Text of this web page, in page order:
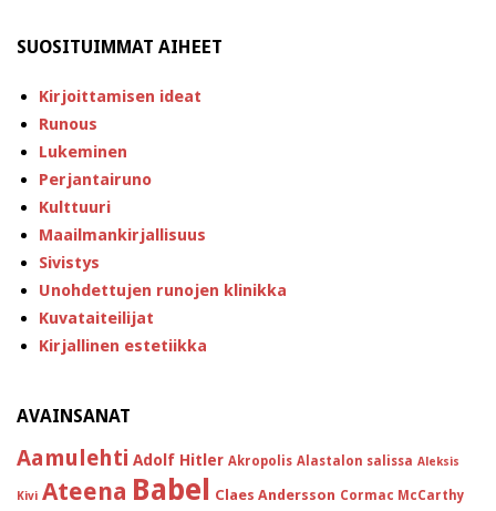
SUOSITUIMMAT AIHEET
Kirjoittamisen ideat
Runous
Lukeminen
Perjantairuno
Kulttuuri
Maailmankirjallisuus
Sivistys
Unohdettujen runojen klinikka
Kuvataiteilijat
Kirjallinen estetiikka
AVAINSANAT
Aamulehti Adolf Hitler Akropolis Alastalon salissa Aleksis
Kivi Ateena Babel Claes Andersson Cormac McCarthy